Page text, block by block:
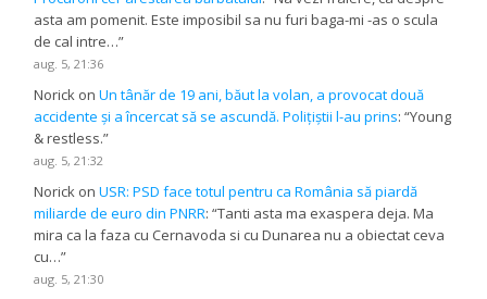
asta am pomenit. Este imposibil sa nu furi baga-mi -as o scula
de cal intre…”
aug. 5, 21:36
Norick onUn tânăr de 19 ani, băut la volan, a provocat două
accidente și a încercat să se ascundă. Polițiștii l-au prins: “Young
& restless.”
aug. 5, 21:32
Norick onUSR: PSD face totul pentru ca România să piardă
miliarde de euro din PNRR: “Tanti asta ma exaspera deja. Ma
mira ca la faza cu Cernavoda si cu Dunarea nu a obiectat ceva
cu…”
aug. 5, 21:30